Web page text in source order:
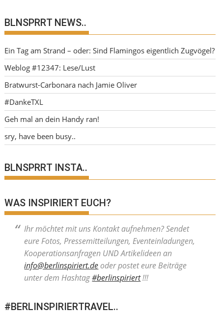
BLNSPRRT NEWS..
Ein Tag am Strand – oder: Sind Flamingos eigentlich Zugvögel?
Weblog #12347: Lese/Lust
Bratwurst-Carbonara nach Jamie Oliver
#DankeTXL
Geh mal an dein Handy ran!
sry, have been busy..
BLNSPRRT INSTA..
WAS INSPIRIERT EUCH?
Ihr möchtet mit uns Kontakt aufnehmen? Sendet
eure Fotos, Pressemitteilungen, Eventeinladungen,
Kooperationsanfragen UND Artikelideen an
info@berlinspiriert.deoder postet eure Beiträge
unter dem Hashtag#berlinspiriert!!!
#BERLINSPIRIERTRAVEL..